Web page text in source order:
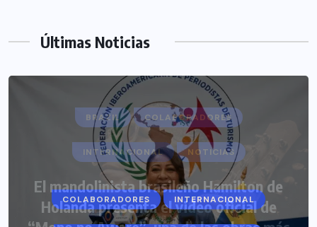
Últimas Noticias
COLABORADORES INTERNACIONAL